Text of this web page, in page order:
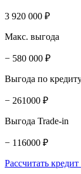
3 920 000 ₽
Макс. выгода
− 580 000 ₽
Выгода по
− 261000 ₽
Выгода Trade-in
− 116000 ₽
Рассчитать кредит